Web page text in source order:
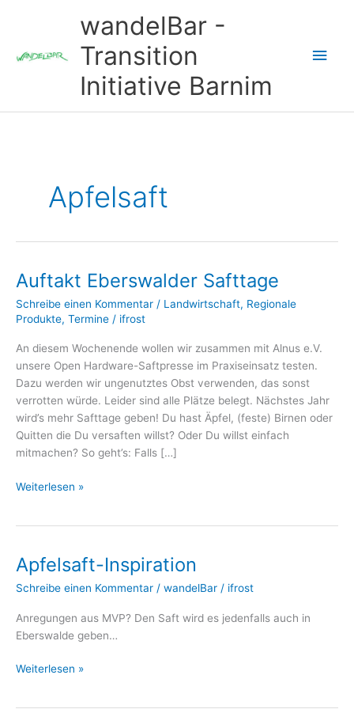
wandelBar -
Transition
Initiative Barnim
Apfelsaft
Auftakt Eberswalder Safttage
Schreibe einen Kommentar / Landwirtschaft, Regionale
Produkte, Termine / ifrost
An diesem Wochenende wollen wir zusammen mit Alnus e.V.
unsere Open Hardware-Saftpresse im Praxiseinsatz testen.
Dazu werden wir ungenutztes Obst verwenden, das sonst
verrotten würde. Leider sind alle Plätze belegt. Nächstes Jahr
wird’s mehr Safttage geben! Du hast Äpfel, (feste) Birnen oder
Quitten die Du versaften willst? Oder Du willst einfach
mitmachen? So geht’s: Falls […]
Auftakt
Weiterlesen »
Apfelsaft-Inspiration
Schreibe einen Kommentar / wandelBar / ifrost
Anregungen aus MVP? Den Saft wird es jedenfalls auch in
Eberswalde geben…
Apfelsaft-
Weiterlesen »